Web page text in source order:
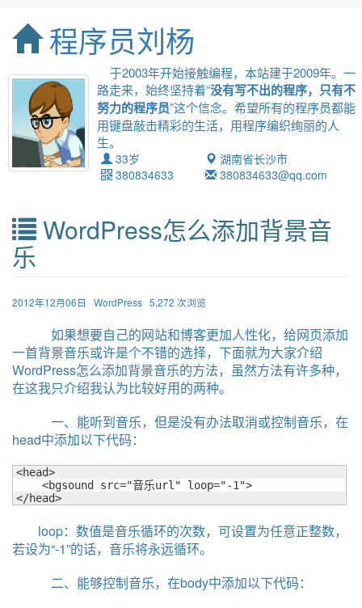
程序员刘杨
于2003年开始接触编程，本站建于2009年。一
路走来，始终坚持着“没有写不出的程序，只有不
努力的程序员”这个信念。希望所有的程序员都能
用键盘敲击精彩的生活，用程序编织绚丽的人
生。
33岁
湖南省长沙市
380834633
380834633@qq.com
WordPress怎么添加背景音
乐
2012年12月06日 WordPress 5,272 次浏览
如果想要自己的网站和博客更加人性化，给网页添加
一首背景音乐或许是个不错的选择，下面就为大家介绍
WordPress怎么添加背景音乐的方法，虽然方法有许多种，
在这我只介绍我认为比较好用的两种。
一、能听到音乐，但是没有办法取消或控制音乐，在
head中添加以下代码：
<head>
    <bgsound src="音乐url" loop="-1">
</head>
loop：数值是音乐循环的次数，可设置为任意正整数，
若设为“-1”的话，音乐将永远循环。
二、能够控制音乐，在body中添加以下代码：